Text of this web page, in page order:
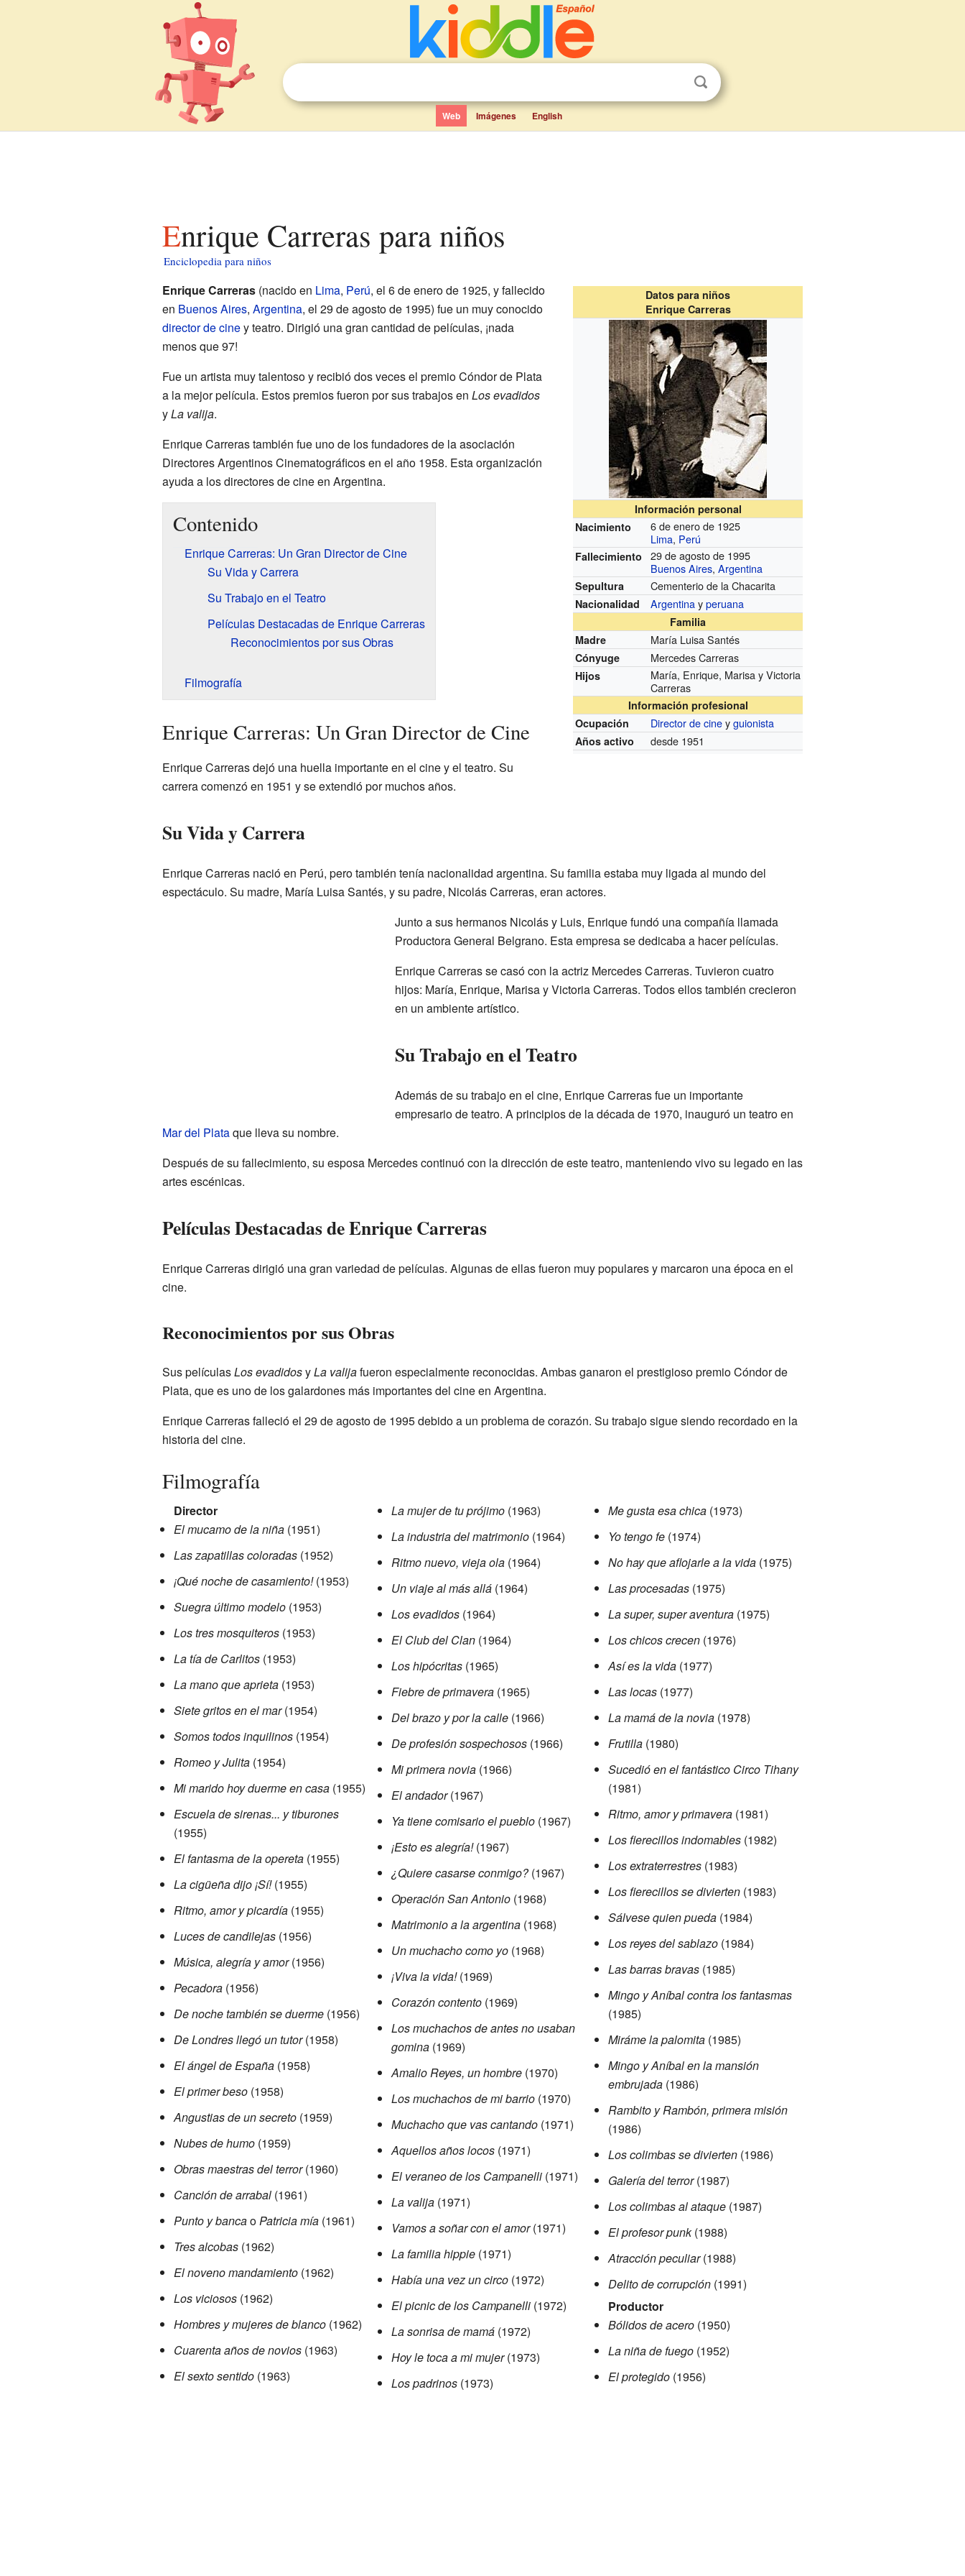
Web Imágenes English
Enrique Carreras para niños
Enciclopedia para niños
Datos para niños
Enrique Carreras
Información personal
Nacimiento
6 de enero de 1925
Lima, Perú
Fallecimiento
29 de agosto de 1995
Buenos Aires,Argentina
Sepultura Cementerio de la Chacarita
Nacionalidad Argentinayperuana
Familia
Madre
María Luisa Santés
Cónyuge Mercedes Carreras
Hijos
María, Enrique, Marisa y Victoria
Carreras
Información profesional
Ocupación
Director de cineyguionista
Años activo desde 1951
Enrique Carreras(nacido en Lima, Perú, el 6 de enero de 1925, y fallecido
en Buenos Aires, Argentina, el 29 de agosto de 1995) fue un muy conocido
director de ciney teatro. Dirigió una gran cantidad de películas, ¡nada
menos que 97!
Fue un artista muy talentoso y recibió dos veces el premio Cóndor de Plata
a la mejor película. Estos premios fueron por sus trabajos en Los evadidos
yLa valija.
Enrique Carreras también fue uno de los fundadores de la asociación
Directores Argentinos Cinematográficos en el año 1958. Esta organización
ayuda a los directores de cine en Argentina.
Contenido
Enrique Carreras: Un Gran Director de Cine
Su Vida y Carrera
Su Trabajo en el Teatro
Películas Destacadas de Enrique Carreras
Reconocimientos por sus Obras
Filmografía
Enrique Carreras: Un Gran Director de Cine
Enrique Carreras dejó una huella importante en el cine y el teatro. Su
carrera comenzó en 1951 y se extendió por muchos años.
Su Vida y Carrera
Enrique Carreras nació en Perú, pero también tenía nacionalidad argentina. Su familia estaba muy ligada al mundo del
espectáculo. Su madre, María Luisa Santés, y su padre, Nicolás Carreras, eran actores.
Junto a sus hermanos Nicolás y Luis, Enrique fundó una compañía llamada
Productora General Belgrano. Esta empresa se dedicaba a hacer películas.
Enrique Carreras se casó con la actriz Mercedes Carreras. Tuvieron cuatro
hijos: María, Enrique, Marisa y Victoria Carreras. Todos ellos también crecieron
en un ambiente artístico.
Su Trabajo en el Teatro
Además de su trabajo en el cine, Enrique Carreras fue un importante
empresario de teatro. A principios de la década de 1970, inauguró un teatro en
Mar del Plataque lleva su nombre.
Después de su fallecimiento, su esposa Mercedes continuó con la dirección de este teatro, manteniendo vivo su legado en las
artes escénicas.
Películas Destacadas de Enrique Carreras
Enrique Carreras dirigió una gran variedad de películas. Algunas de ellas fueron muy populares y marcaron una época en el
cine.
Reconocimientos por sus Obras
Sus películasLos evadidosyLa valijafueron especialmente reconocidas. Ambas ganaron el prestigioso premio Cóndor de
Plata, que es uno de los galardones más importantes del cine en Argentina.
Enrique Carreras falleció el 29 de agosto de 1995 debido a un problema de corazón. Su trabajo sigue siendo recordado en la
historia del cine.
Filmografía
Director
El mucamo de la niña(1951)
Las zapatillas coloradas(1952)
¡Qué noche de casamiento!(1953)
Suegra último modelo(1953)
Los tres mosquiteros(1953)
La tía de Carlitos(1953)
La mano que aprieta(1953)
Siete gritos en el mar(1954)
Somos todos inquilinos(1954)
Romeo y Julita(1954)
Mi marido hoy duerme en casa(1955)
Escuela de sirenas... y tiburones
(1955)
El fantasma de la opereta(1955)
La cigüeña dijo ¡Sí!(1955)
Ritmo, amor y picardía(1955)
Luces de candilejas(1956)
Música, alegría y amor(1956)
Pecadora(1956)
De noche también se duerme(1956)
De Londres llegó un tutor(1958)
El ángel de España(1958)
El primer beso(1958)
Angustias de un secreto(1959)
Nubes de humo(1959)
Obras maestras del terror(1960)
Canción de arrabal(1961)
Punto y bancaoPatricia mía(1961)
Tres alcobas(1962)
El noveno mandamiento(1962)
Los viciosos(1962)
Hombres y mujeres de blanco(1962)
Cuarenta años de novios(1963)
El sexto sentido(1963)
La mujer de tu prójimo(1963)
La industria del matrimonio(1964)
Ritmo nuevo, vieja ola(1964)
Un viaje al más allá(1964)
Los evadidos(1964)
El Club del Clan(1964)
Los hipócritas(1965)
Fiebre de primavera(1965)
Del brazo y por la calle(1966)
De profesión sospechosos(1966)
Mi primera novia(1966)
El andador(1967)
Ya tiene comisario el pueblo(1967)
¡Esto es alegría!(1967)
¿Quiere casarse conmigo?(1967)
Operación San Antonio(1968)
Matrimonio a la argentina(1968)
Un muchacho como yo(1968)
¡Viva la vida!(1969)
Corazón contento(1969)
Los muchachos de antes no usaban
gomina(1969)
Amalio Reyes, un hombre(1970)
Los muchachos de mi barrio(1970)
Muchacho que vas cantando(1971)
Aquellos años locos(1971)
El veraneo de los Campanelli(1971)
La valija(1971)
Vamos a soñar con el amor(1971)
La familia hippie(1971)
Había una vez un circo(1972)
El picnic de los Campanelli(1972)
La sonrisa de mamá(1972)
Hoy le toca a mi mujer(1973)
Los padrinos(1973)
Me gusta esa chica (1973)
Yo tengo fe (1974)
No hay que aflojarle a la vida (1975)
Las procesadas (1975)
La super, super aventura (1975)
Los chicos crecen (1976)
Así es la vida (1977)
Las locas (1977)
La mamá de la novia (1978)
Frutilla (1980)
Sucedió en el fantástico Circo Tihany
(1981)
Ritmo, amor y primavera (1981)
Los fierecillos indomables (1982)
Los extraterrestres (1983)
Los fierecillos se divierten (1983)
Sálvese quien pueda (1984)
Los reyes del sablazo (1984)
Las barras bravas (1985)
Mingo y Aníbal contra los fantasmas
(1985)
Miráme la palomita (1985)
Mingo y Aníbal en la mansión
embrujada (1986)
Rambito y Rambón, primera misión
(1986)
Los colimbas se divierten (1986)
Galería del terror(1987)
Los colimbas al ataque (1987)
El profesor punk(1988)
Atracción peculiar(1988)
Delito de corrupción (1991)
Productor
Bólidos de acero (1950)
La niña de fuego (1952)
El protegido (1956)